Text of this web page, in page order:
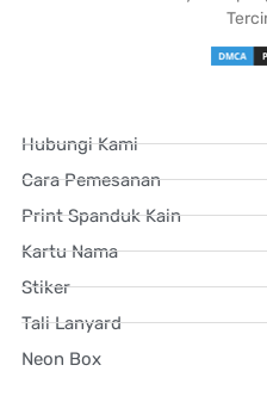
Hubungi Kami
Cara Pemesanan
Print Spanduk Kain
Kartu Nama
Stiker
Tali Lanyard
Neon Box